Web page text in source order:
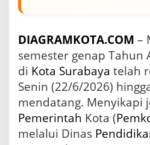
a
i
DIAGRAMKOTA.COM –
semester genap Tahun
di Kota Surabaya telah
Senin (22/6/2026)
mendatang. Menyikapi
Pemerintah Kota (
melalui Dinas